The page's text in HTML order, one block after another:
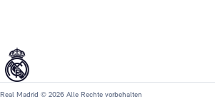
Real Madrid © 2026 Alle Rechte vorbehalten